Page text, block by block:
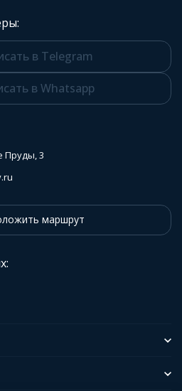
в Telegram
в Whatsapp
Пруды, 3
маршрут